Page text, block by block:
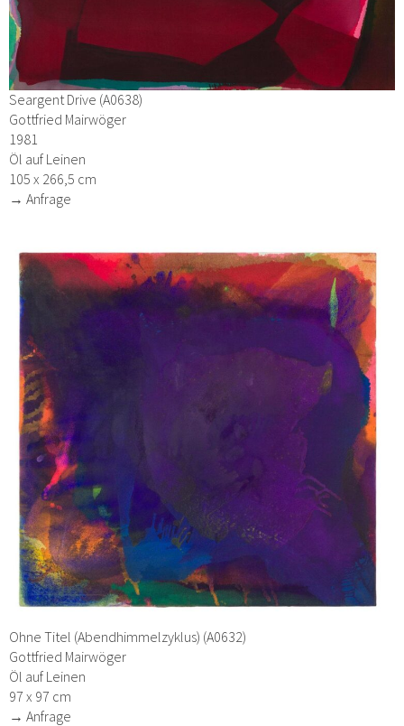
Seargent Drive (A0638)
Gottfried Mairwöger
1981
Öl auf Leinen
105 x 266,5 cm
→ Anfrage
Ohne Titel (Abendhimmelzyklus) (A0632)
Gottfried Mairwöger
Öl auf Leinen
97 x 97 cm
→ Anfrage